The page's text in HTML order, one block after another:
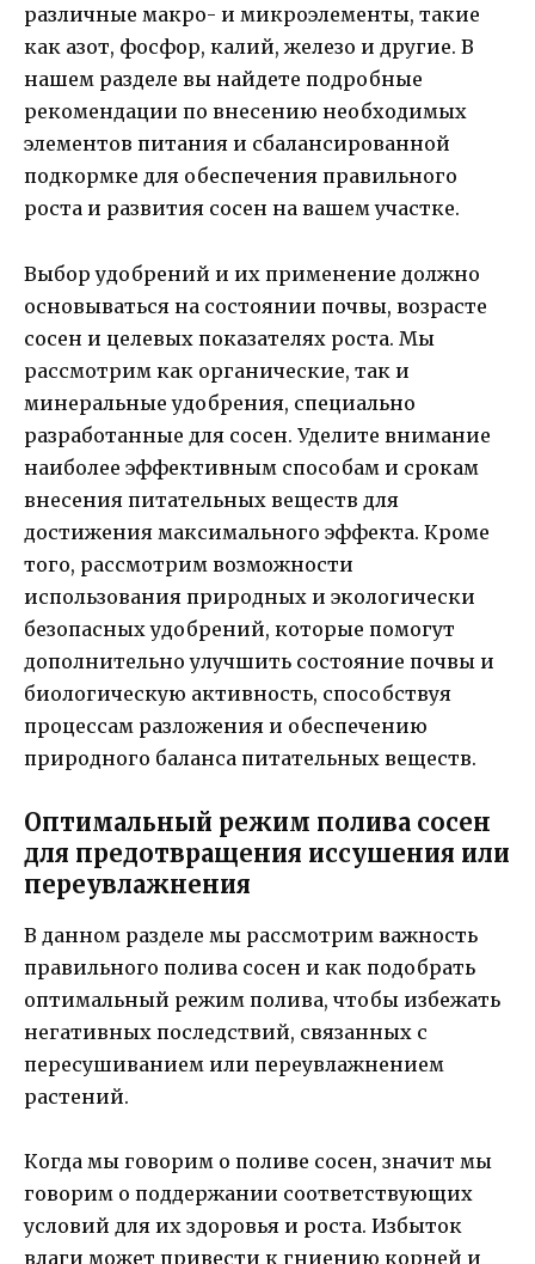
различные макро- и микроэлементы, такие
как азот, фосфор, калий, железо и другие. В
нашем разделе вы найдете подробные
рекомендации по внесению необходимых
элементов питания и сбалансированной
подкормке для обеспечения правильного
роста и развития сосен на вашем участке.
Выбор удобрений и их применение должно
основываться на состоянии почвы, возрасте
сосен и целевых показателях роста. Мы
рассмотрим как органические, так и
минеральные удобрения, специально
разработанные для сосен. Уделите внимание
наиболее эффективным способам и срокам
внесения питательных веществ для
достижения максимального эффекта. Кроме
того, рассмотрим возможности
использования природных и экологически
безопасных удобрений, которые помогут
дополнительно улучшить состояние почвы и
биологическую активность, способствуя
процессам разложения и обеспечению
природного баланса питательных веществ.
Оптимальный режим полива сосен
для предотвращения иссушения или
переувлажнения
В данном разделе мы рассмотрим важность
правильного полива сосен и как подобрать
оптимальный режим полива, чтобы избежать
негативных последствий, связанных с
пересушиванием или переувлажнением
растений.
Когда мы говорим о поливе сосен, значит мы
говорим о поддержании соответствующих
условий для их здоровья и роста. Избыток
влаги может привести к гниению корней и